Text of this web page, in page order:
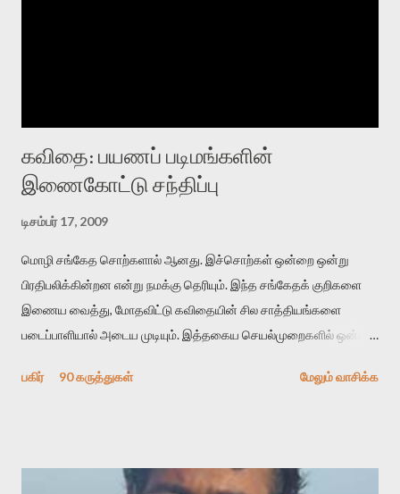
கவிதை: பயணப் படிமங்களின்
இணைகோட்டு சந்திப்பு
டிசம்பர் 17, 2009
மொழி சங்கேத சொற்களால் ஆனது. இச்சொற்கள் ஒன்றை ஒன்று
பிரதிபலிக்கின்றன என்று நமக்கு தெரியும். இந்த சங்கேதக் குறிகளை
இணைய வைத்து, மோதவிட்டு கவிதையின் சில சாத்தியங்களை
படைப்பாளியால் அடைய முடியும். இத்தகைய செயல்முறைகளில் ஒன்றை
காலத்தில் ஜாலவித்தைக்காரர்கள் வந்து போன பின் அவர்களின்
அதிகமாக்கும். கொல்லாது. ஒரு கனவை மீட்டெடுப்பதன் நோக்கம்
பகிர் 90 கருத்துகள் மேலும் வாசிக்க